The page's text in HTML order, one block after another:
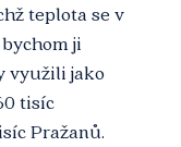
teplota se v
ji
využili jako
tisíc
Pražanů.